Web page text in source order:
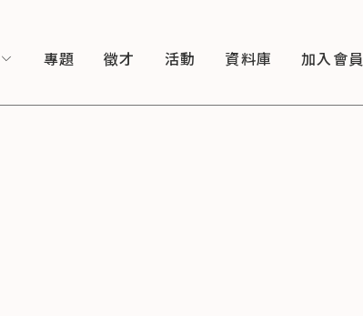
專題 徵才 活動 資料庫 加入會員